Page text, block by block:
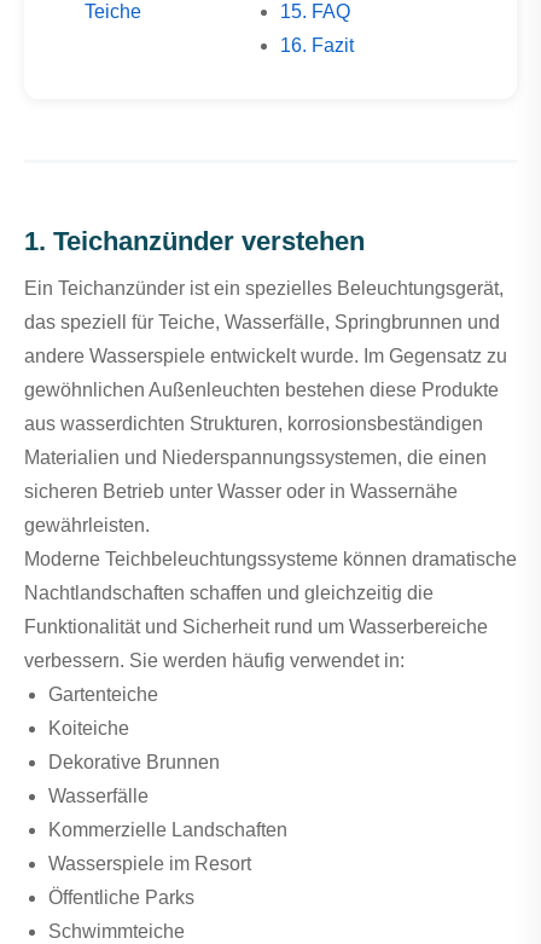
Teiche
15. FAQ
16. Fazit
1. Teichanzünder verstehen
Ein Teichanzünder ist ein spezielles Beleuchtungsgerät,
das speziell für Teiche, Wasserfälle, Springbrunnen und
andere Wasserspiele entwickelt wurde. Im Gegensatz zu
gewöhnlichen Außenleuchten bestehen diese Produkte
aus wasserdichten Strukturen, korrosionsbeständigen
Materialien und Niederspannungssystemen, die einen
sicheren Betrieb unter Wasser oder in Wassernähe
gewährleisten.
Moderne Teichbeleuchtungssysteme können dramatische
Nachtlandschaften schaffen und gleichzeitig die
Funktionalität und Sicherheit rund um Wasserbereiche
verbessern. Sie werden häufig verwendet in:
Gartenteiche
Koiteiche
Dekorative Brunnen
Wasserfälle
Kommerzielle Landschaften
Wasserspiele im Resort
Öffentliche Parks
Schwimmteiche